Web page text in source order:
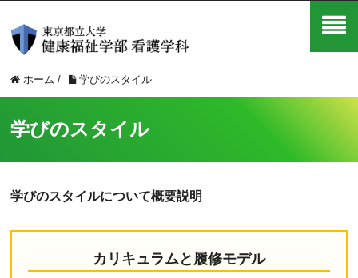
ホーム / 学びのスタイル
学びのスタイル
学びのスタイルについて概要説明
カリキュラムと履修モデル